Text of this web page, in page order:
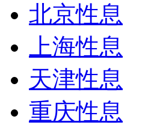
北京性息
上海性息
天津性息
重庆性息